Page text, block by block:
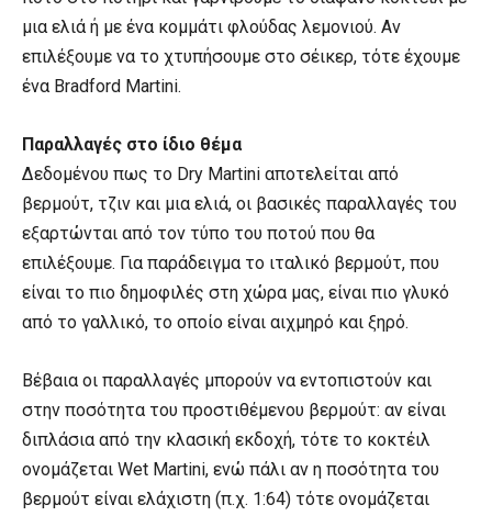
μια ελιά ή με ένα κομμάτι φλούδας λεμονιού. Αν
επιλέξουμε να το χτυπήσουμε στο σέικερ, τότε έχουμε
ένα Bradford Martini.
Παραλλαγές στο ίδιο θέμα
Δεδομένου πως το Dry Martini αποτελείται από
βερμούτ, τζιν και μια ελιά, οι βασικές παραλλαγές του
εξαρτώνται από τον τύπο του ποτού που θα
επιλέξουμε. Για παράδειγμα το ιταλικό βερμούτ, που
είναι το πιο δημοφιλές στη χώρα μας, είναι πιο γλυκό
από το γαλλικό, το οποίο είναι αιχμηρό και ξηρό.
Βέβαια οι παραλλαγές μπορούν να εντοπιστούν και
στην ποσότητα του προστιθέμενου βερμούτ: αν είναι
διπλάσια από την κλασική εκδοχή, τότε το κοκτέιλ
ονομάζεται Wet Martini, ενώ πάλι αν η ποσότητα του
βερμούτ είναι ελάχιστη (π.χ. 1:64) τότε ονομάζεται